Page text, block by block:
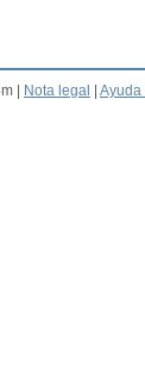
| Nota legal Ayuda